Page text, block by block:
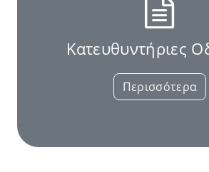
Κατευθυντήριες
Περισσότερα